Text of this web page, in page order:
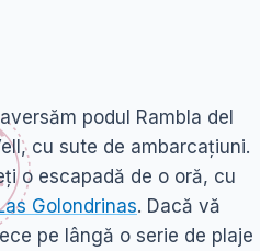
podul Rambla del
cu sute de ambarcațiuni.
o escapadă de o oră, cu
Golondrinas. Dacă vă
pe lângă o serie de plaje